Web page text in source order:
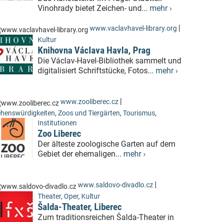
Vinohrady bietet Zeichen- und... mehr ›
www.vaclavhavel-library.org |
Kultur
Knihovna Václava Havla, Prag
Die Václav-Havel-Bibliothek sammelt und
digitalisiert Schriftstücke, Fotos... mehr ›
www.zooliberec.cz |
, Zoos und Tiergärten, Tourismus,
Institutionen
Zoo Liberec
Der älteste zoologische Garten auf dem
Gebiet der ehemaligen... mehr ›
www.saldovo-divadlo.cz |
Theater, Oper, Kultur
Šalda-Theater, Liberec
Zum traditionsreichen Šalda-Theater in